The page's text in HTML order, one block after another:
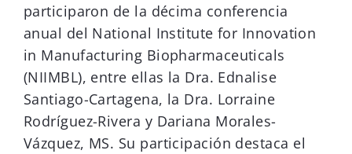
participaron de la décima conferencia
anual del National Institute for Innovation
in Manufacturing Biopharmaceuticals
(NIIMBL), entre ellas la Dra. Ednalise
Santiago-Cartagena, la Dra. Lorraine
Rodríguez-Rivera y Dariana Morales-
Vázquez, MS. Su participación destaca el